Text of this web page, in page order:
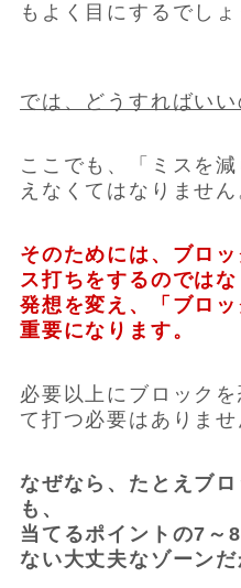
もよく目にするでしょ
では、どうすればいい
ここでも、「ミスを
えなくてはなりません
そのためには、ブロ
ス打ちをするのではな
発想を変え、「ブロ
重要になります。
必要以上にブロック
て打つ必要はありませ
なぜなら、たとえブ
も、
当てるポイントの7～
ない大丈夫なゾーンだ